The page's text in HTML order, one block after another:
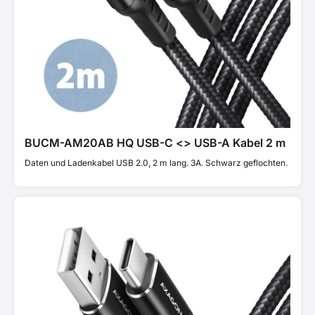
BUCM-AM20AB HQ USB-C <> USB-A Kabel 2 m
Daten und Ladenkabel USB 2.0, 2 m lang. 3A. Schwarz geflochten.